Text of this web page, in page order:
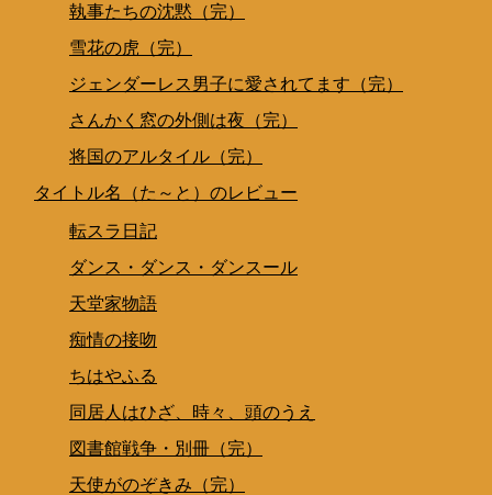
執事たちの沈黙（完）
雪花の虎（完）
ジェンダーレス男子に愛されてます（完）
さんかく窓の外側は夜（完）
将国のアルタイル（完）
タイトル名（た～と）のレビュー
転スラ日記
ダンス・ダンス・ダンスール
天堂家物語
痴情の接吻
ちはやふる
同居人はひざ、時々、頭のうえ
図書館戦争・別冊（完）
天使がのぞきみ（完）